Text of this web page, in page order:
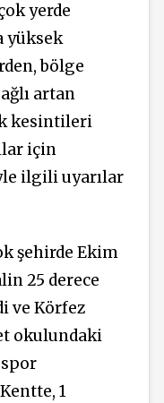
yerde
yüksek
bölge
artan
kesintileri
için
ilgili uyarılar
şehirde Ekim
25 derece
ve Körfez
okulundaki
spor
1